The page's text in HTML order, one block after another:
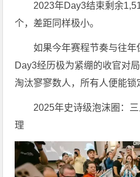
2023年Day3结束剩余
个，差距同样极小。
如果今年赛程节奏与往
Day3经历极为紧绷的收官对
淘汰寥寥数人，所有人便能锁
2025年史诗级泡沫圈：
理